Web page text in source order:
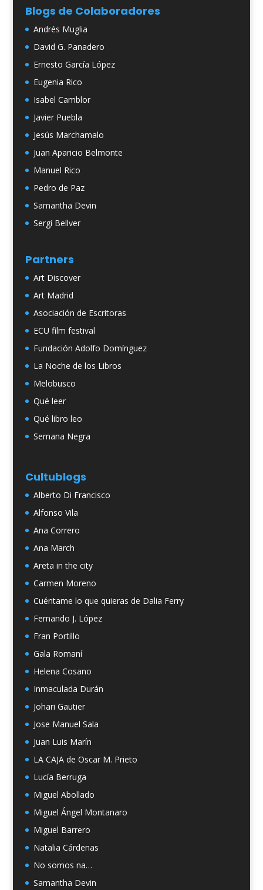
Blogs de Colaboradores
Andrés Muglia
David G. Panadero
Ernesto García López
Eugenia Rico
Isabel Camblor
Javier Puebla
Jesús Marchamalo
Juan Aparicio Belmonte
Manuel Rico
Pedro de Paz
Samantha Devin
Sergi Bellver
Partners
Art Discover
Art Madrid
Asociación de Escritoras
ECU film festival
Fundación Adolfo Domínguez
La Noche de los Libros
Melobusco
Qué leer
Qué libro leo
Semana Negra
Cultublogs
Alberto Di Francisco
Alfonso Vila
Ana Correro
Ana March
Areta in the city
Carmen Moreno
Cuéntame lo que quieras de Dalia Ferry
Fernando J. López
Fran Portillo
Gala Romaní
Helena Cosano
Inmaculada Durán
Johari Gautier
Jose Manuel Sala
Juan Luis Marín
LA CAJA de Oscar M. Prieto
Lucía Berruga
Miguel Abollado
Miguel Ángel Montanaro
Miguel Barrero
Natalia Cárdenas
No somos na…
Samantha Devin